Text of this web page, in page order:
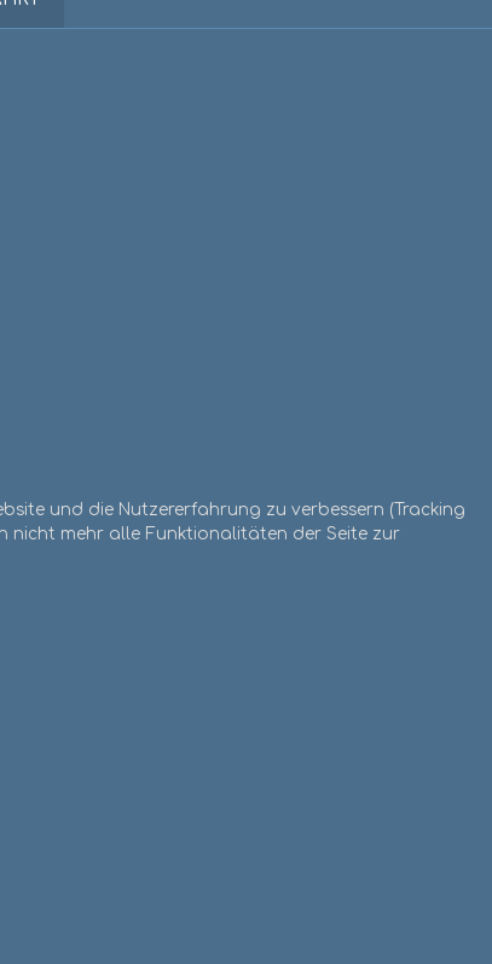
und die Nutzererfahrung zu verbessern (Tracking
nicht mehr alle Funktionalitäten der Seite zur